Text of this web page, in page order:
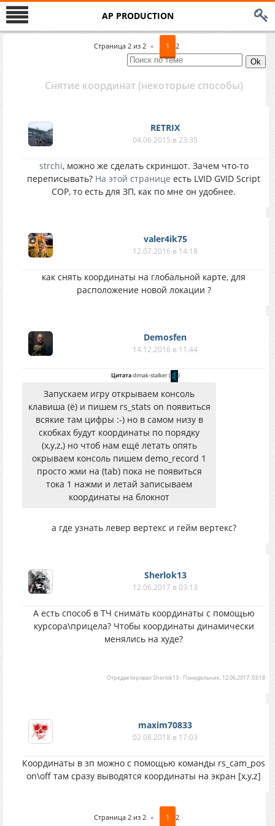
AP PRODUCTION
Страница 2 из 2 « 1 2
Снятие координат (некоторые способы)
RETRIX
04.06.2015 в 23:35
strchi, можно же сделать скриншот. Зачем что-то
переписывать? На этой странице есть LVID GVID Script
COP, то есть для ЗП, как по мне он удобнее.
valer4ik75
12.07.2016 в 14:18
как снять координаты на глобальной карте, для
расположение новой локации ?
Demosfen
14.12.2016 в 11:44
Цитатаdimak-stalker( )
Запускаем игру открываем консоль
клавиша (ё) и пишем rs_stats on появиться
всякие там цифры :-) но в самом низу в
скобках будут координаты по порядку
(x,y,z,) но чтоб нам ещё летать опять
окрываем консоль пишем demo_record 1
просто жми на (tab) пока не появиться
тока 1 нажми и летай записываем
координаты на блокнот
а где узнать левер вертекс и гейм вертекс?
Sherlok13
12.06.2017 в 03:13
А есть способ в ТЧ снимать координаты с помощью
курсора\прицела? Чтобы координаты динамически
менялись на худе?
ОтредактировалSherlok13- Понедельник, 12.06.2017, 03:18
maxim70833
02.08.2018 в 17:03
Координаты в зп можно с помощью команды rs_cam_pos
on\off там сразу выводятся координаты на экран [x,y,z]
Страница 2 из 2 « 1 2